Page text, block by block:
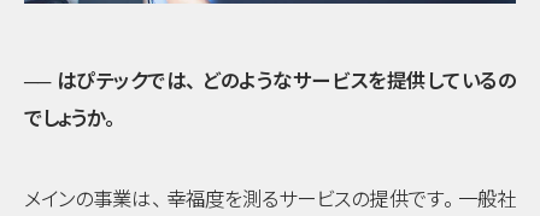
── はぴテックでは、
どのようなサービスを提供しているの
でしょうか。
メインの事業は、 幸福度を測るサービスの提供です。 一般社